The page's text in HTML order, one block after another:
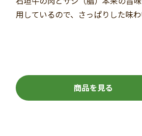
用しているので、さっぱりした味
商品を見る